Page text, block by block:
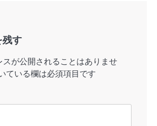
残す
スが公開されることはありませ
ている欄は必須項目です